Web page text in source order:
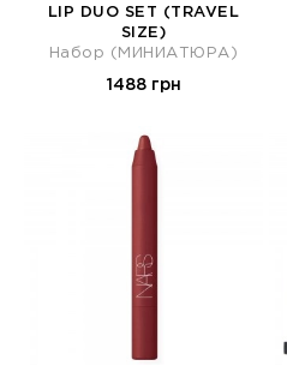
LIP DUO SET (TRAVEL
SIZE)
Набор (МИНИАТЮРА)
1488 грн